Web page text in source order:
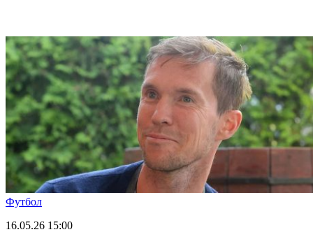
Футбол
16.05.26 15:00